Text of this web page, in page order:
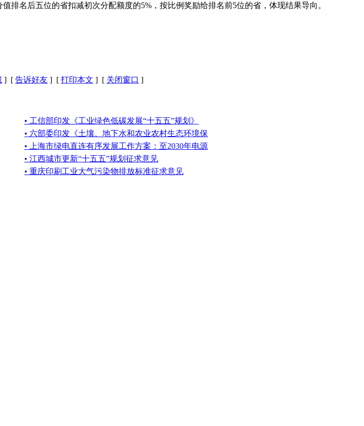
名后五位的省扣减初次分配额度的5%，按比例奖励给排名前5位的省，体现结果导向。
] [ 告诉好友 ] [ 打印本文 ] [ 关闭窗口 ]
• 工信部印发《工业绿色低碳发展“十五五”规划》
• 六部委印发《土壤、地下水和农业农村生态环境保
• 上海市绿电直连有序发展工作方案：至2030年电源
• 江西城市更新“十五五”规划征求意见
• 重庆印刷工业大气污染物排放标准征求意见